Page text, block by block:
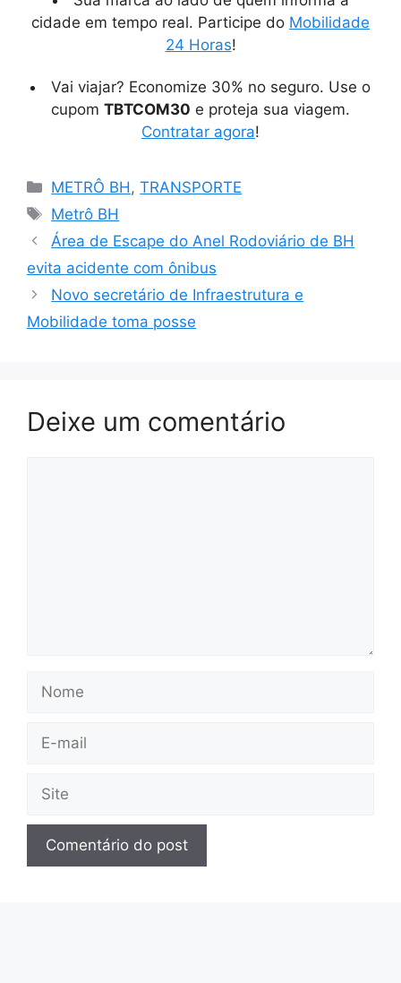
cidade em tempo real. Participe do Mobilidade
24 Horas!
Vai viajar? Economize 30% no seguro. Use o
cupom TBTCOM30 e proteja sua viagem.
Contratar agora!
Categorias
METRÔ BH ,TRANSPORTE
Tags
Metrô BH
Área de Escape do Anel Rodoviário de BH
evita acidente com ônibus
Novo secretário de Infraestrutura e
Mobilidade toma posse
Deixe um comentário
mail